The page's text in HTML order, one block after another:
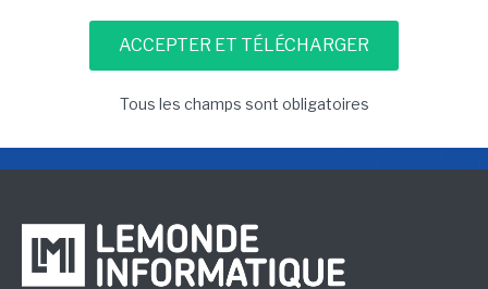
Tous les champs sont obligatoires